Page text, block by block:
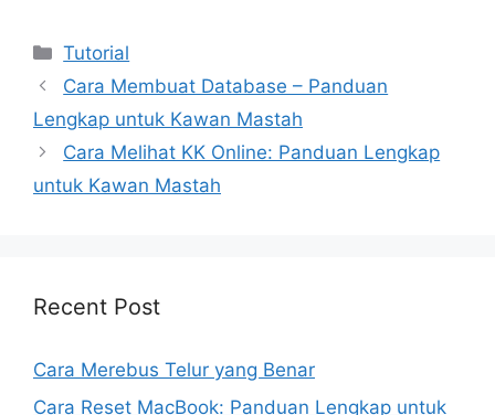
Kategori
Tutorial
Cara Membuat Database – Panduan
Lengkap untuk Kawan Mastah
Cara Melihat KK Online: Panduan Lengkap
untuk Kawan Mastah
Recent Post
Cara Merebus Telur yang Benar
Cara Reset MacBook: Panduan Lengkap untuk